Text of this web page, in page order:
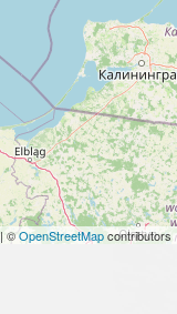
| ©OpenStreetMapcontributors